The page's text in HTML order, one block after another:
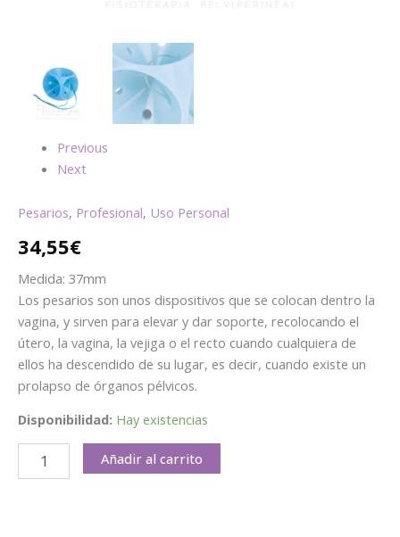
Previous
Next
Pesarios, Profesional, Uso Personal
34,55€
Medida: 37mm
Los pesarios son unos dispositivos que se colocan dentro la
vagina, y sirven para elevar y dar soporte, recolocando el
útero, la vagina, la vejiga o el recto cuando cualquiera de
ellos ha descendido de su lugar, es decir, cuando existe un
prolapso de órganos pélvicos.
Disponibilidad: Hay existencias
Añadir al carrito